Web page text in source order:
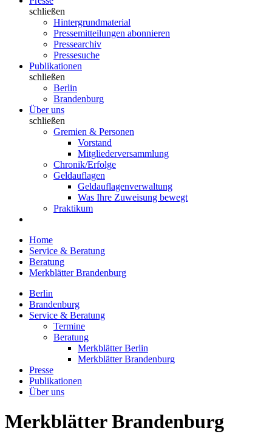
schließen
Hintergrundmaterial
Pressemitteilungen abonnieren
Pressearchiv
Pressesuche
Publikationen
schließen
Berlin
Brandenburg
Über uns
schließen
Gremien & Personen
Vorstand
Mitgliederversammlung
Chronik/Erfolge
Geldauflagen
Geldauflagenverwaltung
Was Ihre Zuweisung bewegt
Praktikum
Home
Service & Beratung
Beratung
Merkblätter Brandenburg
Berlin
Brandenburg
Service & Beratung
Termine
Beratung
Merkblätter Berlin
Merkblätter Brandenburg
Presse
Publikationen
Über uns
Merkblätter Brandenburg